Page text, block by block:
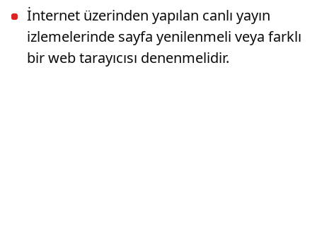
İnternet üzerinden yapılan canlı yayın
izlemelerinde sayfa yenilenmeli veya farklı
bir web tarayıcısı denenmelidir.